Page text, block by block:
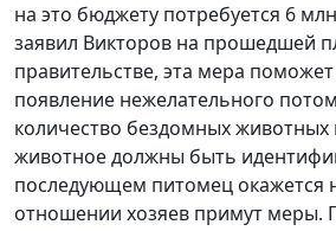
на это бюджету потребуется 6
заявил Викторов на прошедшей
правительстве, эта мера
появление нежелательного
количество бездомных животных
животное должны быть
последующем питомец окажется
отношении хозяев примут меры.